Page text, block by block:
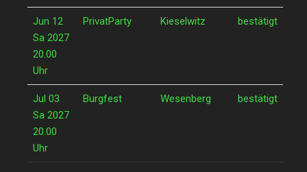
Jun 12
Sa 2027
20.00
Uhr
PrivatParty Kieselwitz bestätigt
Jul 03
Sa 2027
20.00
Uhr
Burgfest Wesenberg bestätigt